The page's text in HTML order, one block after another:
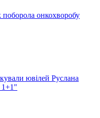
онкохворобу
ювілей Руслана
1+1"